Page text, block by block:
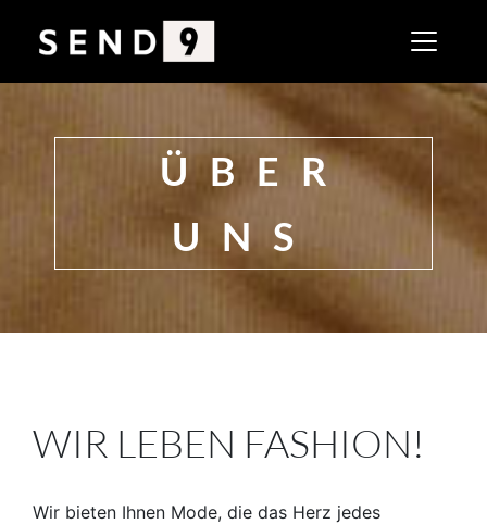
ÜBER
UNS
WIR LEBEN FASHION!
Wir bieten Ihnen Mode, die das Herz jedes